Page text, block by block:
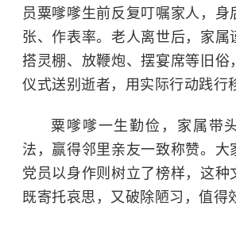
员粟嗲嗲生前反复叮嘱家人，身
张、作表率。老人离世后，家属
搭灵棚、放鞭炮、摆宴席等旧俗
仪式送别逝者，用实际行动践行
粟嗲嗲一生勤俭，家属带
法，赢得邻里亲友一致称赞。大
党员以身作则树立了榜样，这种
既寄托哀思，又破除陋习，值得